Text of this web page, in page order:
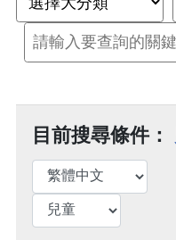
目前搜尋條件：